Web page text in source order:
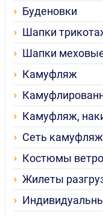
Буденовки
Шапки
Шапки
Камуфляж
Камуфляж,
Сеть камуфляж
Костюмы
Жилеты